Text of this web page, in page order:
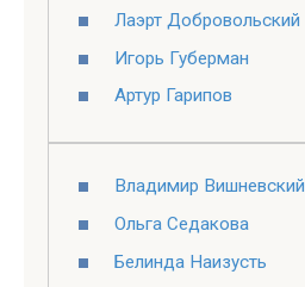
Лаэрт Добровольский
Игорь Губерман
Артур Гарипов
Владимир Вишневский
Ольга Седакова
Белинда Наизусть